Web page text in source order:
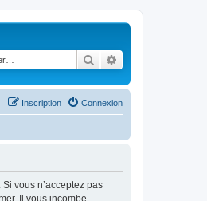
Rechercher
Connexion
Inscription
vous n’acceptez pas
Il vous incombe